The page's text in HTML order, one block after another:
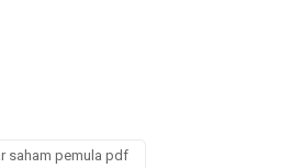
saham pemula pdf